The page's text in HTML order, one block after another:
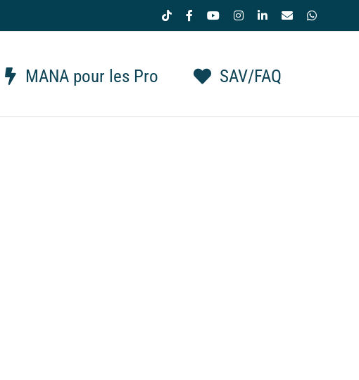
Tiktok FacebookYouTubeInstagramLinkedIn
Email
MANA pour les Pro SAV/FAQ